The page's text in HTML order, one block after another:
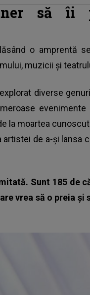
să îi
o amprentă
muzicii și
diverse
evenimente
la moartea
de a-și lansa
Sunt 185 de
vrea să o preia și